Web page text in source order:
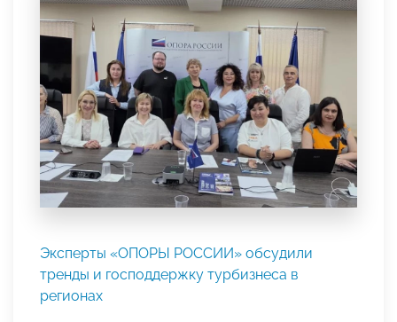
Эксперты «ОПОРЫ РОССИИ» обсудили
тренды и господдержку турбизнеса в
регионах